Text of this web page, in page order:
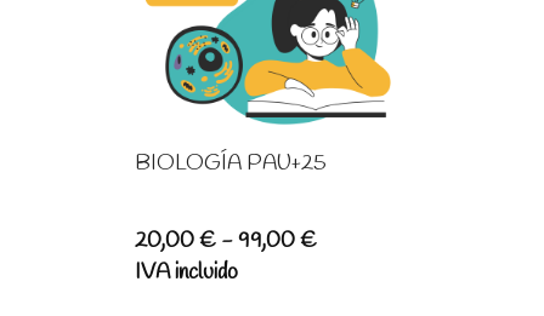
BIOLOGÍA PAU+25
20,00€ -99,00€Rango
IVA incluido